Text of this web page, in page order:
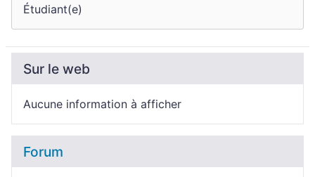
Étudiant(e)
Sur le web
Aucune information à afficher
Forum